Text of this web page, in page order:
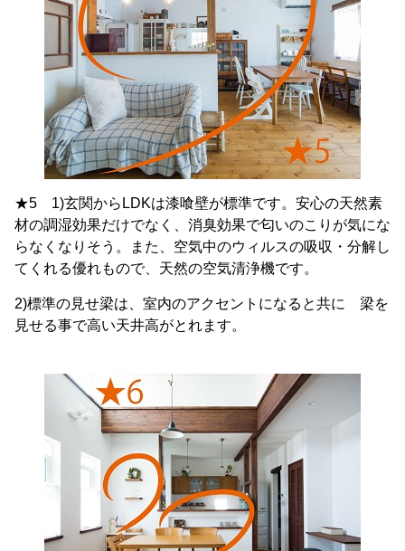
★5 1)玄関からLDKは漆喰壁が標準です。安心の天然素
材の調湿効果だけでなく、消臭効果で匂いのこりが気にな
らなくなりそう。また、空気中のウィルスの吸収・分解し
てくれる優れもので、天然の空気清浄機です。
2)標準の見せ梁は、室内のアクセントになると共に 梁を
見せる事で高い天井高がとれます。